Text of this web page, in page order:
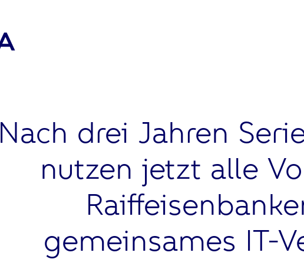
Nach drei Jahren
nutzen jetzt alle
gemeinsames IT-